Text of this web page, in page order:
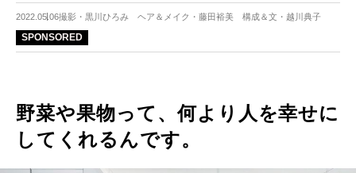
2022.05.06撮影・黒川ひろみ ヘア＆メイク・藤田裕美 構成＆文・越川典子
SPONSORED
野菜や果物って、何より人を幸せに
してくれるんです。